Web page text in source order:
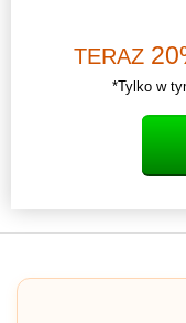
TERAZ
*Tylko w